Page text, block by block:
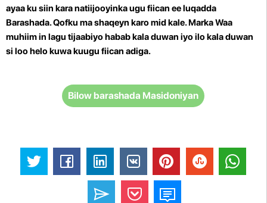
ayaa ku siin kara natiijooyinka ugu fiican ee luqadda
Barashada.Qofku ma shaqeyn karo mid kale. MarkaWaa
muhiim in lagu tijaabiyo habab kala duwan iyo ilo kala duwan
si loo helo kuwa kuugu fiican adiga.
Bilow barashada Masidoniyan